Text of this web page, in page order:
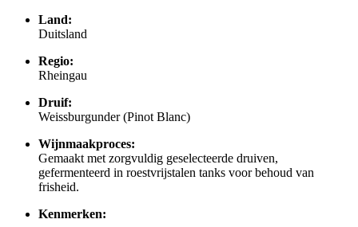
Land:
Duitsland
Regio:
Rheingau
Druif:
Weissburgunder (Pinot Blanc)
Wijnmaakproces:
Gemaakt met zorgvuldig geselecteerde druiven,
gefermenteerd in roestvrijstalen tanks voor behoud van
frisheid.
Kenmerken: